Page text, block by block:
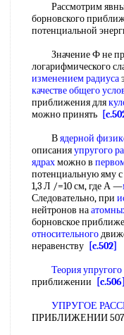
Рассмотрим явный
борновского
потенциальной
Значение Ф не
логарифмического
изменением радиуса
качестве общего
приближения для
можно принять
Вядерной
описанияупругого
ядрахможно в
потенциальную яму
1,3 Л /=10 см, где А —
Следовательно, при
нейтронов на
борновское
относительного
неравенству [c.502]
Теория упругого
приближении
[c.506]
УПРУГОЕ
ПРИБЛИЖЕНИИ 507